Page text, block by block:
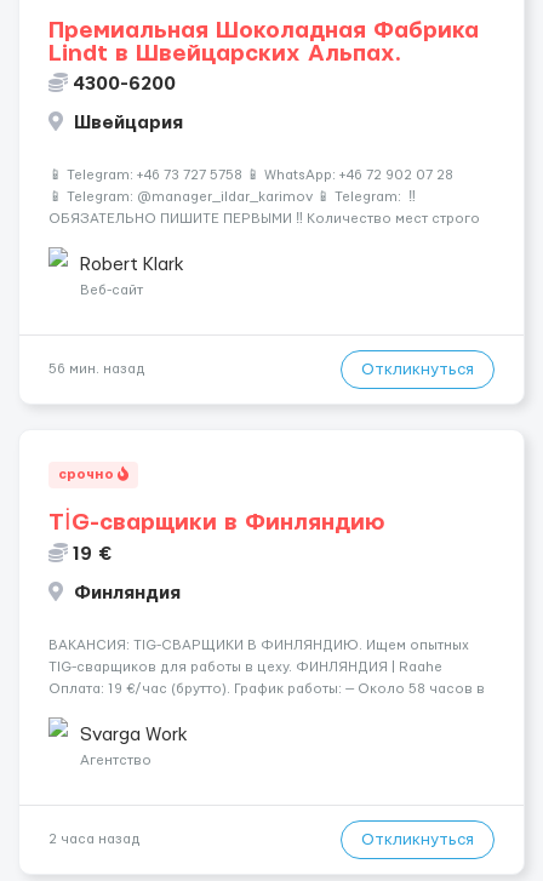
Премиальная Шоколадная Фабрика
Lindt в Швейцарских Альпах.
4300-6200
Швейцария
📱 Telegram: +46 73 727 5758 📱 WhatsApp: +46 72 902 07 28
📱 Telegram: @manager_ildar_karimov 📱 Telegram: ‼️
ОБЯЗАТЕЛЬНО ПИШИТЕ ПЕРВЫМИ ‼️ Количество мест строго
зарплаты 🏔 Швейцария &mdash...
Robert Klark
Веб-сайт
56 мин. назад Откликнуться
срочно
TİG-сварщики в Финляндию
19 €
Финляндия
​​ВАКАНСИЯ: TIG-СВАРЩИКИ В ФИНЛЯНДИЮ. Ищем опытных
TIG-сварщиков для работы в цеху. ФИНЛЯНДИЯ | Raahe
Оплата: 19 €/час (брутто). График работы: — Около 58 часов в
переработки. Дата начала: — Как можно скорее....
Svarga Work
Агентство
2 часа назад Откликнуться